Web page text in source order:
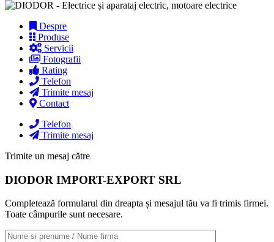
Despre
Produse
Servicii
Fotografii
Rating
Telefon
Trimite mesaj
Contact
Telefon
Trimite mesaj
Trimite un mesaj către
DIODOR IMPORT-EXPORT SRL
Completează formularul din dreapta și mesajul tău va fi trimis firmei.
Toate câmpurile sunt necesare.